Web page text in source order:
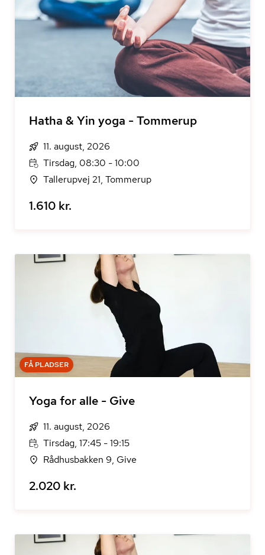
Hatha & Yin yoga - Tommerup
11. august, 2026
Tirsdag, 08:30 - 10:00
Tallerupvej 21, Tommerup
1.610 kr.
FÅ PLADSER
Yoga for alle - Give
11. august, 2026
Tirsdag, 17:45 - 19:15
Rådhusbakken 9, Give
2.020 kr.